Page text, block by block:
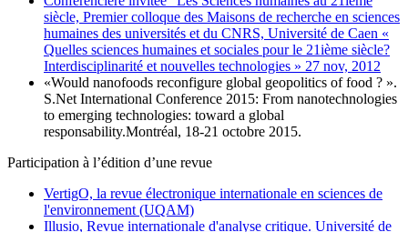
siècle, Premier colloque des Maisons de recherche en sciences
humaines des universités et du CNRS, Université de Caen «
Quelles sciences humaines et sociales pour le 21ième siècle?
Interdisciplinarité et nouvelles technologies » 27 nov, 2012
«Would nanofoods reconfigure global geopolitics of food ? ».
S.Net International Conference 2015: From nanotechnologies
to emerging technologies: toward a global
responsability.Montréal, 18-21 octobre 2015.
Participation à l’édition d’une revue
VertigO, la revue électronique internationale en sciences de
l'environnement (UQAM)
Illusio, Revue internationale d'analyse critique. Université de